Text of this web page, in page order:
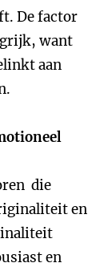
De factor
want
aan
die
en
en